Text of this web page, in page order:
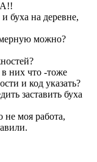
буха на деревне,
можно?
них что -тоже
и код указать?
заставить буха
не моя работа,